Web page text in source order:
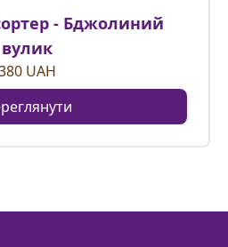
- Бджолиний
вулик
UAH